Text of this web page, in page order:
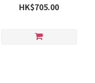
HK$705.00